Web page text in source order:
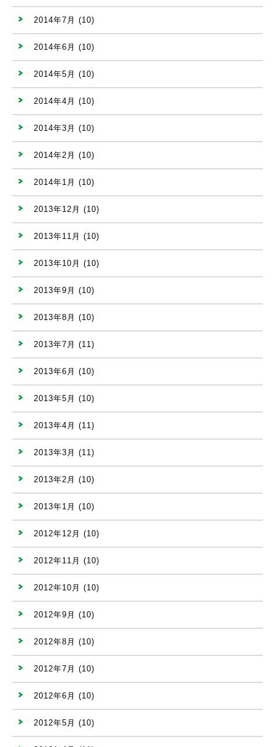
2014年7月 (10)
2014年6月 (10)
2014年5月 (10)
2014年4月 (10)
2014年3月 (10)
2014年2月 (10)
2014年1月 (10)
2013年12月 (10)
2013年11月 (10)
2013年10月 (10)
2013年9月 (10)
2013年8月 (10)
2013年7月 (11)
2013年6月 (10)
2013年5月 (10)
2013年4月 (11)
2013年3月 (11)
2013年2月 (10)
2013年1月 (10)
2012年12月 (10)
2012年11月 (10)
2012年10月 (10)
2012年9月 (10)
2012年8月 (10)
2012年7月 (10)
2012年6月 (10)
2012年5月 (10)